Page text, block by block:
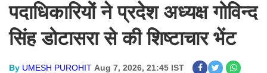
पदाधिकारियों ने प्रदेश अध्यक्ष गोविन्द
सिंह डोटासरा से की शिष्टाचार भेंट
By UMESH PUROHIT Aug 7, 2026, 21:45 IST